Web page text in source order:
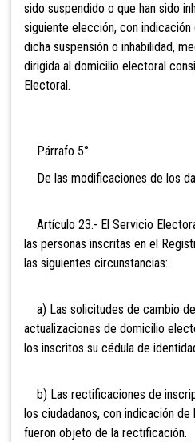
sido suspendido o que han sido
siguiente elección, con
dicha suspensión o inhabilidad,
dirigida al domicilio electoral
Electoral.
Párrafo 5°
De las modificaciones de los
Artículo 23.- El Servicio
las personas inscritas en el
las siguientes circunstancias:
a) Las solicitudes de cambio
actualizaciones de domicilio
los inscritos su cédula de
b) Las rectificaciones de
los ciudadanos, con indicación
fueron objeto de la rectificación.